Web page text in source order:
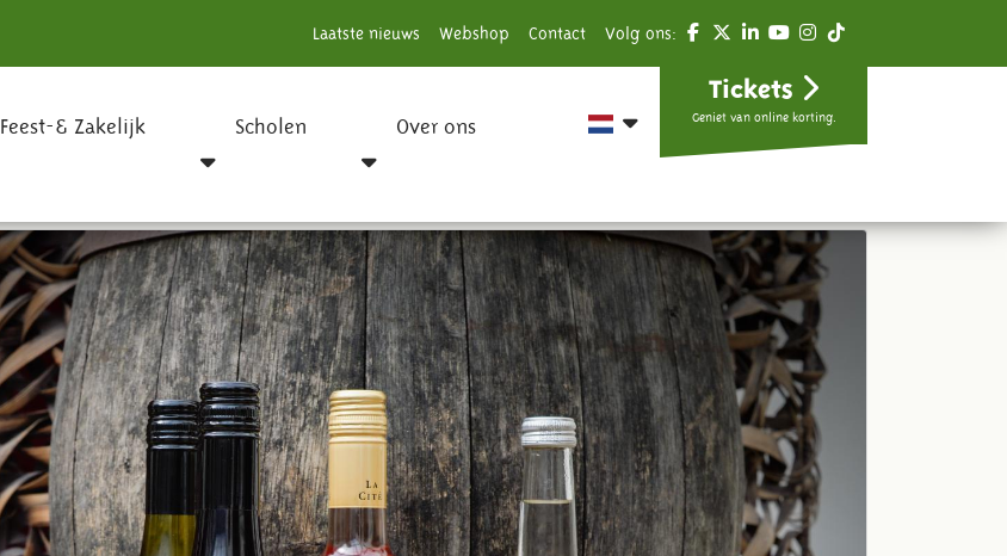
Laatste nieuws Webshop Contact Volg ons:
Feest-& Zakelijk Scholen Over ons
Tickets
Geniet van online korting.